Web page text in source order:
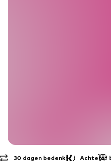
Achteraf betalen